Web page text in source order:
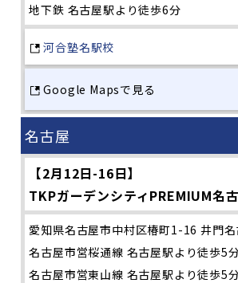
地下鉄 名古屋駅より徒歩6分
河合塾名駅校
Google Mapsで見る
名古屋
【2月12日-16日】
TKPガーデンシティPREMIUM名
愛知県名古屋市中村区椿町1-16 井門
名古屋市営桜通線 名古屋駅より徒歩5
名古屋市営東山線 名古屋駅より徒歩5